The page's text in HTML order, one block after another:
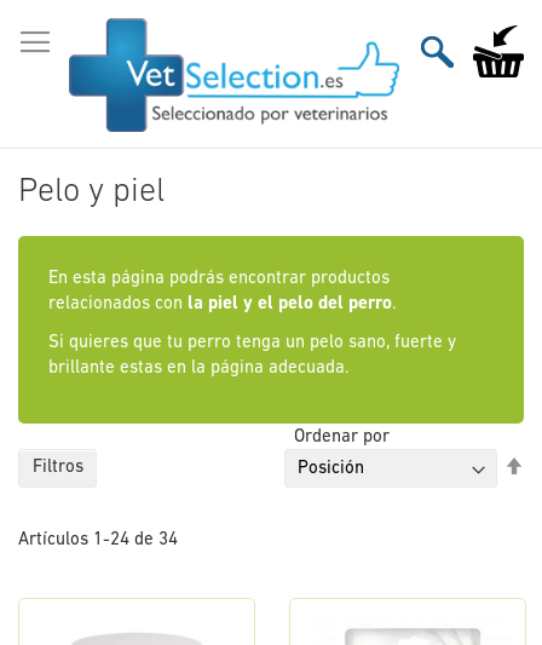
al
contenido
Mi
Pelo y piel
En esta página podrás encontrar productos
relacionados con la piel y el pelo del perro.
Si quieres que tu perro tenga un pelo sano, fuerte y
brillante estas en la página adecuada.
Artículos 1 -24 de 34
Ordenar por
Filtros